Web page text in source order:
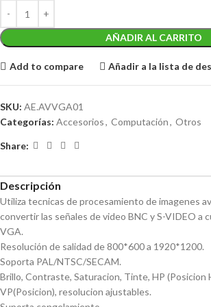
AÑADIR AL CARRITO
Add to compare Añadir a la lista de
SKU: AE.AVVGA01
Categorías: Accesorios, Computación, Otros
Share:
Descripción
Utiliza tecnicas de procesamiento de imagenes
convertir las señales de video BNC y S-VIDEO a
VGA.
Resolución de salidad de 800*600 a 1920*1200.
Soporta PAL/NTSC/SECAM.
Brillo, Contraste, Saturacion, Tinte, HP (Posicion
VP(Posicion), resolucion ajustables.